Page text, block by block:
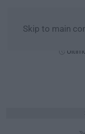
Skip to main